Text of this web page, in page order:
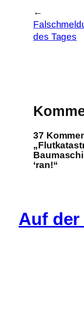
←
des Tages
37
‘ran!“
Auf